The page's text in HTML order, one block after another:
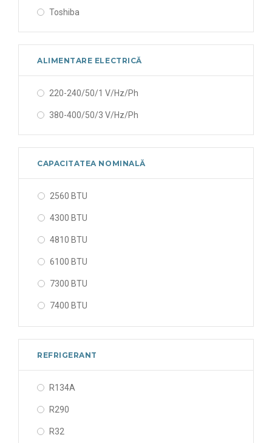
Toshiba
ALIMENTARE ELECTRICĂ
220-240/50/1 V/Hz/Ph
380-400/50/3 V/Hz/Ph
CAPACITATEA NOMINALĂ
2560 BTU
4300 BTU
4810 BTU
6100 BTU
7300 BTU
7400 BTU
8600 BTU
10200 BTU
10700 BTU
14400 BTU
16800 BTU
REFRIGERANT
R134A
R290
R32